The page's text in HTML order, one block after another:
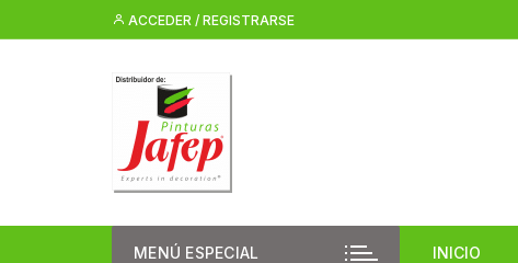
al
ACCEDER / REGISTRARSE
MENÚ ESPECIAL INICIO